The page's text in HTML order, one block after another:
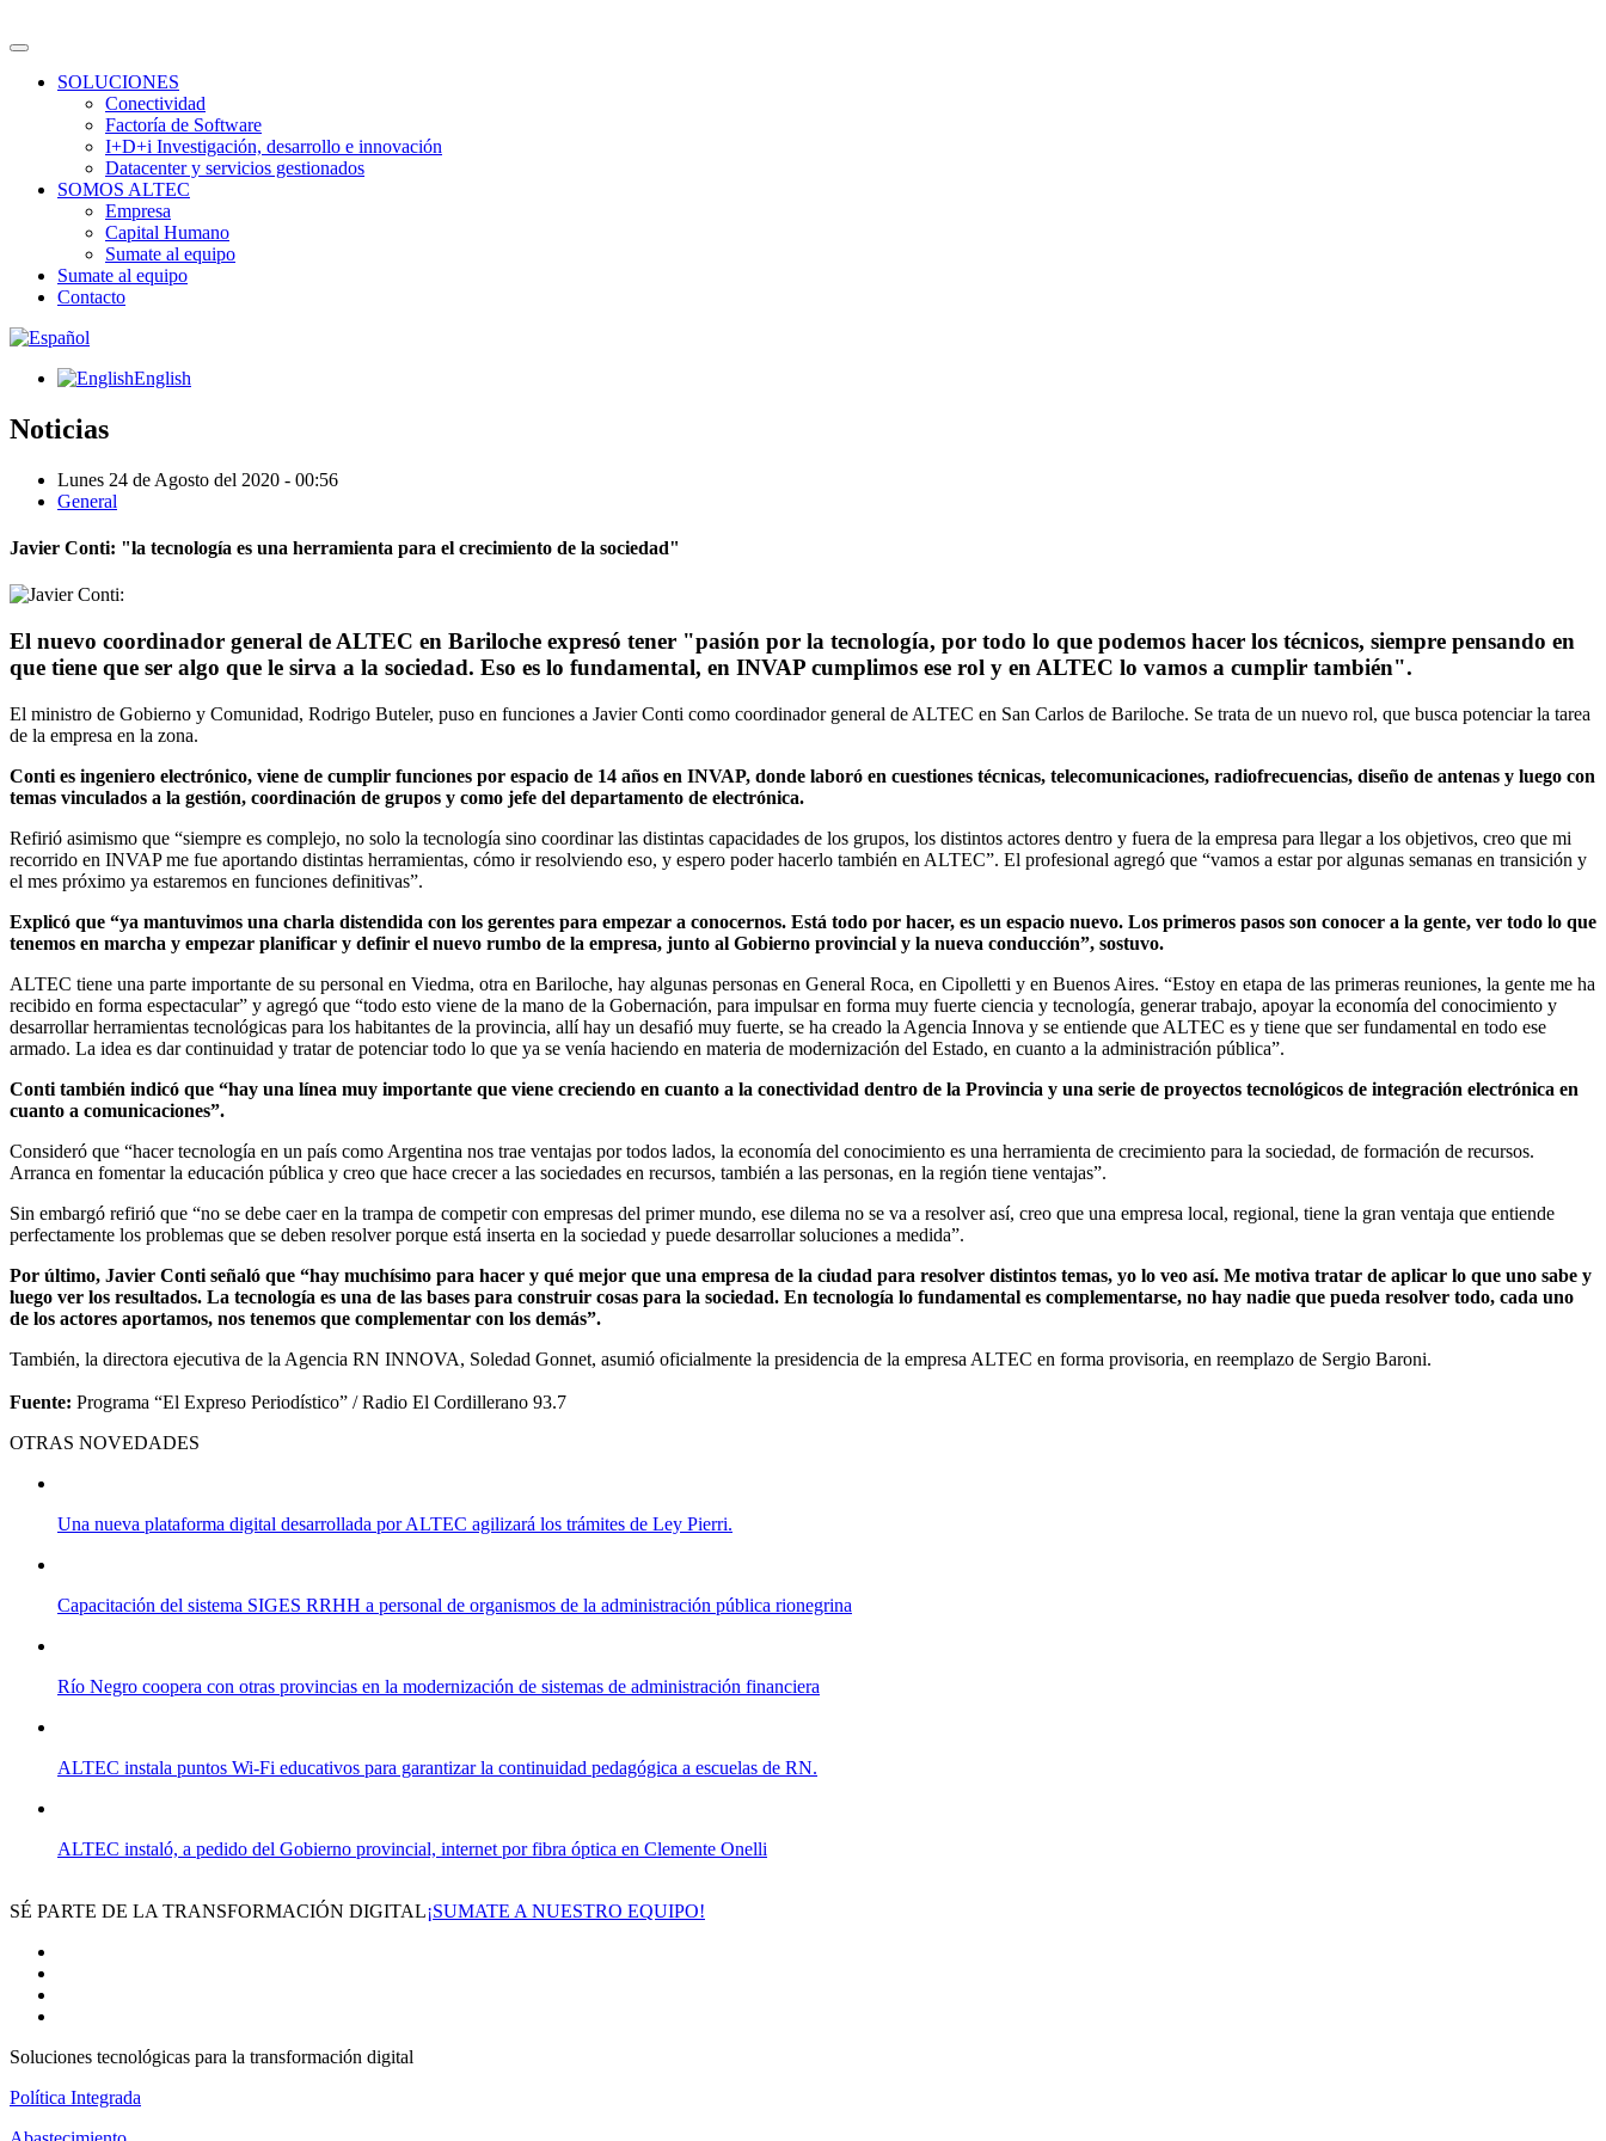
SOLUCIONES
Conectividad
Factoría de Software
I+D+i Investigación, desarrollo e innovación
Datacenter y servicios gestionados
SOMOS ALTEC
Empresa
Capital Humano
Sumate al equipo
Sumate al equipo
Contacto
English
Noticias
Lunes 24 de Agosto del 2020 - 00:56
General
Javier Conti: "la tecnología es una herramienta para el crecimiento de la sociedad"
El nuevo coordinador general de ALTEC en Bariloche expresó tener "pasión por la tecnología, por todo lo que podemos hacer los técnicos, siempre pensando en
que tiene que ser algo que le sirva a la sociedad. Eso es lo fundamental, en INVAP cumplimos ese rol y en ALTEC lo vamos a cumplir también".
El ministro de Gobierno y Comunidad, Rodrigo Buteler, puso en funciones a Javier Conti como coordinador general de ALTEC en San Carlos de Bariloche. Se trata de un nuevo rol, que busca potenciar la tarea
de la empresa en la zona.
Conti es ingeniero electrónico, viene de cumplir funciones por espacio de 14 años en INVAP, donde laboró en cuestiones técnicas, telecomunicaciones, radiofrecuencias, diseño de antenas y luego con
temas vinculados a la gestión, coordinación de grupos y como jefe del departamento de electrónica.
Refirió asimismo que “siempre es complejo, no solo la tecnología sino coordinar las distintas capacidades de los grupos, los distintos actores dentro y fuera de la empresa para llegar a los objetivos, creo que mi
recorrido en INVAP me fue aportando distintas herramientas, cómo ir resolviendo eso, y espero poder hacerlo también en ALTEC”. El profesional agregó que “vamos a estar por algunas semanas en transición y
el mes próximo ya estaremos en funciones definitivas”.
Explicó que “ya mantuvimos una charla distendida con los gerentes para empezar a conocernos. Está todo por hacer, es un espacio nuevo. Los primeros pasos son conocer a la gente, ver todo lo que
tenemos en marcha y empezar planificar y definir el nuevo rumbo de la empresa, junto al Gobierno provincial y la nueva conducción”, sostuvo.
ALTEC tiene una parte importante de su personal en Viedma, otra en Bariloche, hay algunas personas en General Roca, en Cipolletti y en Buenos Aires. “Estoy en etapa de las primeras reuniones, la gente me ha
recibido en forma espectacular” y agregó que “todo esto viene de la mano de la Gobernación, para impulsar en forma muy fuerte ciencia y tecnología, generar trabajo, apoyar la economía del conocimiento y
desarrollar herramientas tecnológicas para los habitantes de la provincia, allí hay un desafió muy fuerte, se ha creado la Agencia Innova y se entiende que ALTEC es y tiene que ser fundamental en todo ese
armado. La idea es dar continuidad y tratar de potenciar todo lo que ya se venía haciendo en materia de modernización del Estado, en cuanto a la administración pública”.
Conti también indicó que “hay una línea muy importante que viene creciendo en cuanto a la conectividad dentro de la Provincia y una serie de proyectos tecnológicos de integración electrónica en
cuanto a comunicaciones”.
Consideró que “hacer tecnología en un país como Argentina nos trae ventajas por todos lados, la economía del conocimiento es una herramienta de crecimiento para la sociedad, de formación de recursos.
Arranca en fomentar la educación pública y creo que hace crecer a las sociedades en recursos, también a las personas, en la región tiene ventajas”.
Sin embargó refirió que “no se debe caer en la trampa de competir con empresas del primer mundo, ese dilema no se va a resolver así, creo que una empresa local, regional, tiene la gran ventaja que entiende
perfectamente los problemas que se deben resolver porque está inserta en la sociedad y puede desarrollar soluciones a medida”.
Por último, Javier Conti señaló que “hay muchísimo para hacer y qué mejor que una empresa de la ciudad para resolver distintos temas, yo lo veo así. Me motiva tratar de aplicar lo que uno sabe y
luego ver los resultados. La tecnología es una de las bases para construir cosas para la sociedad. En tecnología lo fundamental es complementarse, no hay nadie que pueda resolver todo, cada uno
de los actores aportamos, nos tenemos que complementar con los demás”.
También, la directora ejecutiva de la Agencia RN INNOVA, Soledad Gonnet, asumió oficialmente la presidencia de la empresa ALTEC en forma provisoria, en reemplazo de Sergio Baroni.
Fuente: Programa “El Expreso Periodístico” / Radio El Cordillerano 93.7
OTRAS NOVEDADES
Una nueva plataforma digital desarrollada por ALTEC agilizará los trámites de Ley Pierri.
Capacitación del sistema SIGES RRHH a personal de organismos de la administración pública rionegrina
Río Negro coopera con otras provincias en la modernización de sistemas de administración financiera
ALTEC instala puntos Wi-Fi educativos para garantizar la continuidad pedagógica a escuelas de RN.
ALTEC instaló, a pedido del Gobierno provincial, internet por fibra óptica en Clemente Onelli
SÉ PARTE DE LA TRANSFORMACIÓN DIGITAL¡SUMATE A NUESTRO EQUIPO!
Soluciones tecnológicas para la transformación digital
Política Integrada